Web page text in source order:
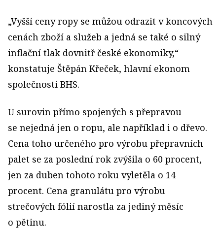
„Vyšší ceny ropy se můžou odrazit v koncových
cenách zboží a služeb a jedná se také o silný
inflační tlak dovnitř české ekonomiky,“
konstatuje Štěpán Křeček, hlavní ekonom
společnosti BHS.
U surovin přímo spojených s přepravou
se nejedná jen o ropu, ale například i o dřevo.
Cena toho určeného pro výrobu přepravních
palet se za poslední rok zvýšila o 60 procent,
jen za duben tohoto roku vyletěla o 14
procent. Cena granulátu pro výrobu
strečových fólií narostla za jediný měsíc
o pětinu.